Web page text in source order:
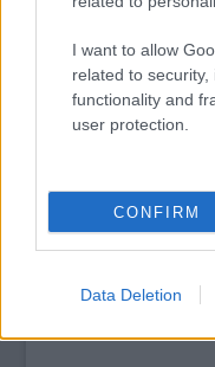
I want to allow
related to
functionality and
user protection.
CONFIRM
Data Deletion
Barbie, ahogy
2012. 10. 24.|
azonban az igazság a